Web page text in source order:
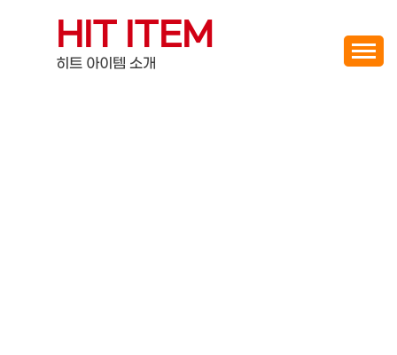
contentHIT ITEM
히트 아이템 소개